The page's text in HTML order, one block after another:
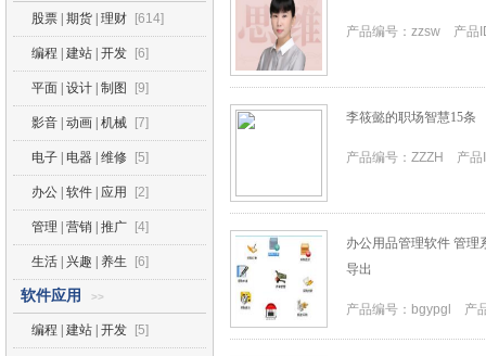
股票 | 期货 | 理财 [614]
编程 | 建站 | 开发 [6]
平面 | 设计 | 制图 [9]
影音 | 动画 | 机械 [7]
电子 | 电器 | 维修 [5]
办公 | 软件 | 应用 [2]
管理 | 营销 | 推广 [4]
生活 | 兴趣 | 养生 [6]
软件应用 >>
编程 | 建站 | 开发 [5]
产品编号：zzsw 产品
李筱懿的职场智慧15条
产品编号：ZZZH 产品
办公用品管理软件 管理
导出
产品编号：bgypgl 产